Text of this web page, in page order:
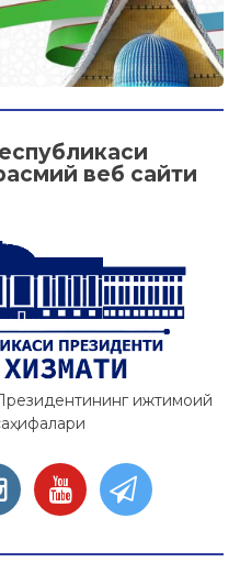
веб сайти
ижтимоий